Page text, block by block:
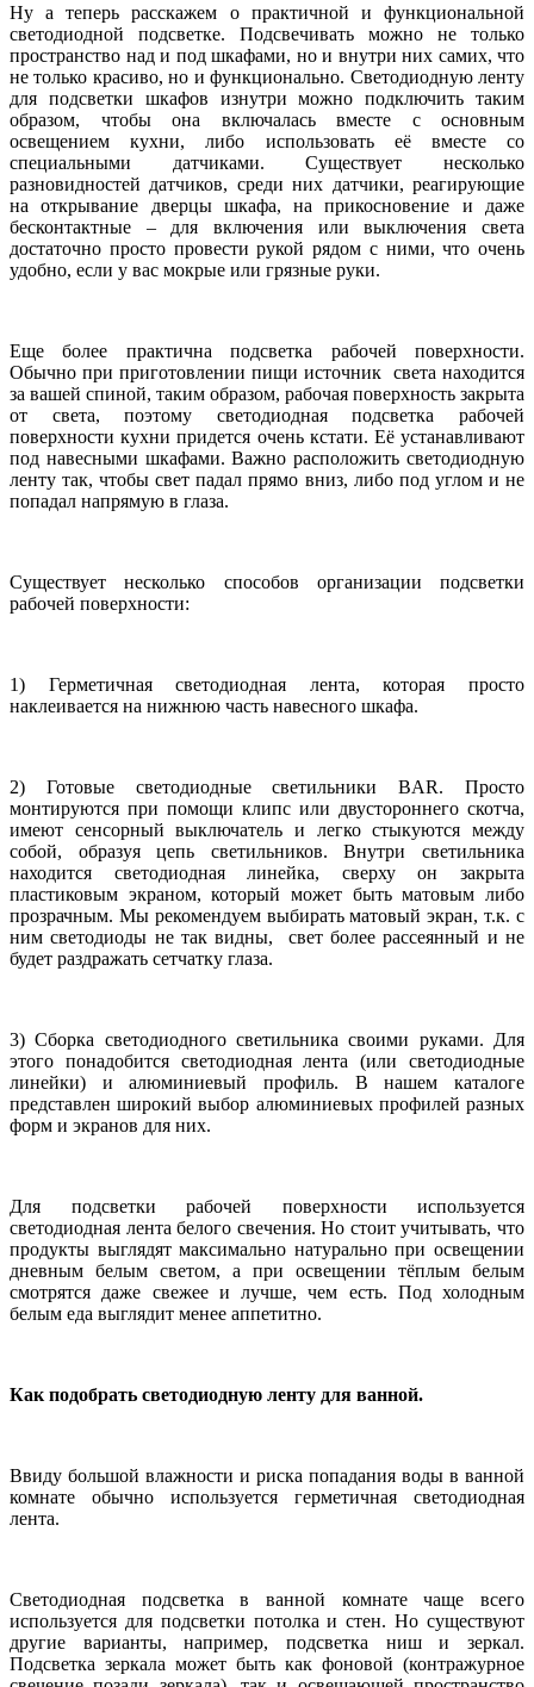
Ну а теперь расскажем о практичной и функциональной
светодиодной подсветке. Подсвечивать можно не только
пространство над и под шкафами, но и внутри них самих, что
не только красиво, но и функционально. Светодиодную ленту
для подсветки шкафов изнутри можно подключить таким
образом, чтобы она включалась вместе с основным
освещением кухни, либо использовать её вместе со
специальными датчиками. Существует несколько
разновидностей датчиков, среди них датчики, реагирующие
на открывание дверцы шкафа, на прикосновение и даже
бесконтактные – для включения или выключения света
достаточно просто провести рукой рядом с ними, что очень
удобно, если у вас мокрые или грязные руки.
Еще более практична подсветка рабочей поверхности.
Обычно при приготовлении пищи источник света находится
за вашей спиной, таким образом, рабочая поверхность закрыта
от света, поэтому светодиодная подсветка рабочей
поверхности кухни придется очень кстати. Её устанавливают
под навесными шкафами. Важно расположить светодиодную
ленту так, чтобы свет падал прямо вниз, либо под углом и не
попадал напрямую в глаза.
Существует несколько способов организации подсветки
рабочей поверхности:
1) Герметичная светодиодная лента, которая просто
наклеивается на нижнюю часть навесного шкафа.
2) Готовые светодиодные светильникиBAR. Просто
монтируются при помощи клипс или двустороннего скотча,
имеют сенсорный выключатель и легко стыкуются между
собой, образуя цепь светильников. Внутри светильника
находится светодиодная линейка, сверху он закрыта
пластиковым экраном, который может быть матовым либо
прозрачным. Мы рекомендуем выбирать матовый экран, т.к. с
ним светодиоды не так видны, свет более рассеянный и не
будет раздражать сетчатку глаза.
3) Сборка светодиодного светильника своими руками. Для
этого понадобится светодиодная лента (или светодиодные
линейки) и алюминиевый профиль. В нашем каталоге
представлен широкий выбор алюминиевых профилей разных
форм и экранов для них.
Для подсветки рабочей поверхности используется
светодиодная лента белого свечения. Но стоит учитывать, что
продукты выглядят максимально натурально при освещении
дневным белым светом, а при освещении тёплым белым
смотрятся даже свежее и лучше, чем есть. Под холодным
белым еда выглядит менее аппетитно.
Как подобрать светодиодную ленту для ванной.
Ввиду большой влажности и риска попадания воды в ванной
комнате обычно используется герметичная светодиодная
лента.
Светодиодная подсветка в ванной комнате чаще всего
используется для подсветки потолка и стен. Но существуют
другие варианты, например, подсветка ниш и зеркал.
Подсветка зеркала может быть как фоновой (контражурное